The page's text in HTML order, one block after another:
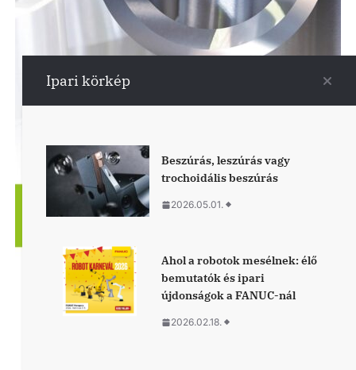
Ipari körkép
Beszúrás, leszúrás vagy
trochoidális beszúrás
2026.05.01.
Ahol a robotok mesélnek: élő
bemutatók és ipari
újdonságok a FANUC-nál
2026.02.18.